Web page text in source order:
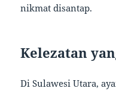
nikmat disantap.
Kelezatan
Di Sulawesi Utara,